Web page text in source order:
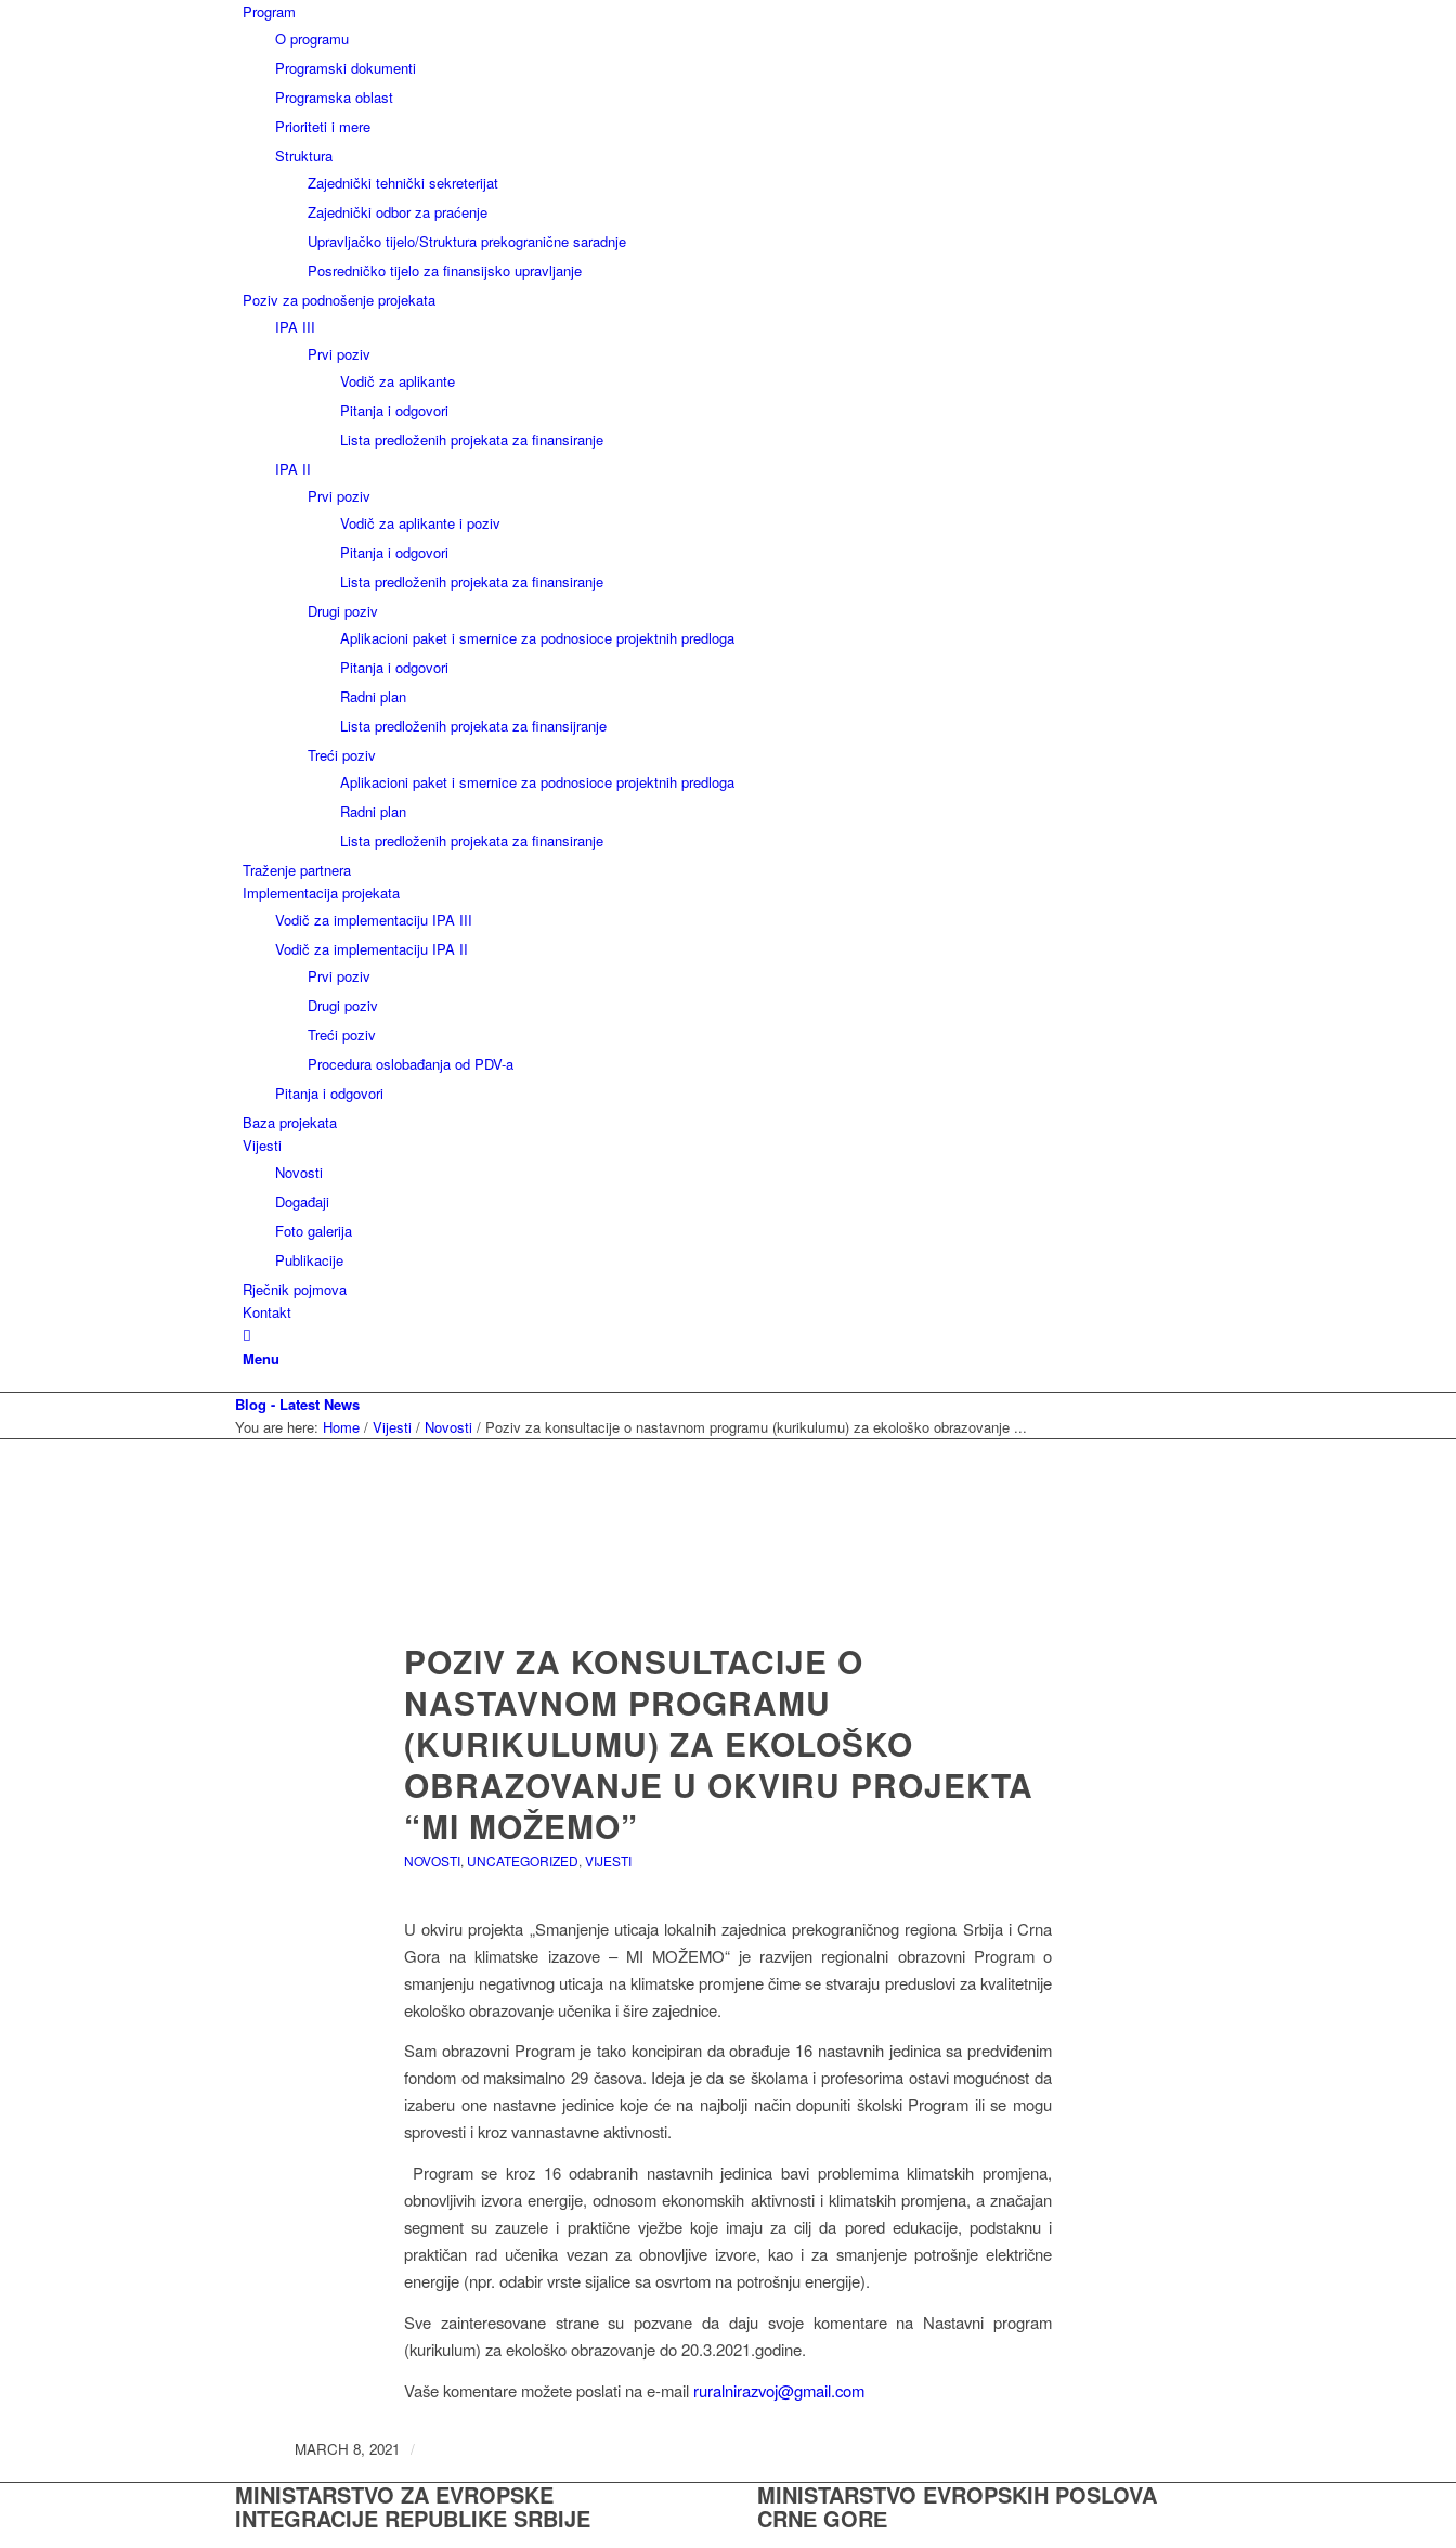
Program
O programu
Programski dokumenti
Programska oblast
Prioriteti i mere
Struktura
Zajednički tehnički sekreterijat
Zajednički odbor za praćenje
Upravljačko tijelo/Struktura prekogranične saradnje
Posredničko tijelo za finansijsko upravljanje
Poziv za podnošenje projekata
IPA III
Prvi poziv
Vodič za aplikante
Pitanja i odgovori
Lista predloženih projekata za finansiranje
IPA II
Prvi poziv
Vodič za aplikante i poziv
Pitanja i odgovori
Lista predloženih projekata za finansiranje
Drugi poziv
Aplikacioni paket i smernice za podnosioce projektnih predloga
Pitanja i odgovori
Radni plan
Lista predloženih projekata za finansijranje
Treći poziv
Aplikacioni paket i smernice za podnosioce projektnih predloga
Radni plan
Lista predloženih projekata za finansiranje
Traženje partnera
Implementacija projekata
Vodič za implementaciju IPA III
Vodič za implementaciju IPA II
Prvi poziv
Drugi poziv
Treći poziv
Procedura oslobađanja od PDV-a
Pitanja i odgovori
Baza projekata
Vijesti
Novosti
Događaji
Foto galerija
Publikacije
Rječnik pojmova
Kontakt
Menu
Blog - Latest News
You are here: Home / Vijesti / Novosti / Poziv za konsultacije o nastavnom programu (kurikulumu) za ekološko obrazovanje ...
POZIV ZA KONSULTACIJE O
NASTAVNOM PROGRAMU
(KURIKULUMU) ZA EKOLOŠKO
OBRAZOVANJE U OKVIRU PROJEKTA
“MI MOŽEMO”
NOVOSTI, UNCATEGORIZED, VIJESTI
U okviru projekta „Smanjenje uticaja lokalnih zajednica prekograničnog regiona Srbija i Crna
Gora na klimatske izazove – MI MOŽEMO“ je razvijen regionalni obrazovni Program o
smanjenju negativnog uticaja na klimatske promjene čime se stvaraju preduslovi za kvalitetnije
ekološko obrazovanje učenika i šire zajednice.
Sam obrazovni Program je tako koncipiran da obrađuje 16 nastavnih jedinica sa predviđenim
fondom od maksimalno 29 časova. Ideja je da se školama i profesorima ostavi mogućnost da
izaberu one nastavne jedinice koje će na najbolji način dopuniti školski Program ili se mogu
sprovesti i kroz vannastavne aktivnosti.
Program se kroz 16 odabranih nastavnih jedinica bavi problemima klimatskih promjena,
obnovljivih izvora energije, odnosom ekonomskih aktivnosti i klimatskih promjena, a značajan
segment su zauzele i praktične vježbe koje imaju za cilj da pored edukacije, podstaknu i
praktičan rad učenika vezan za obnovljive izvore, kao i za smanjenje potrošnje električne
energije (npr. odabir vrste sijalice sa osvrtom na potrošnju energije).
Sve zainteresovane strane su pozvane da daju svoje komentare na Nastavni program
(kurikulum) za ekološko obrazovanje do 20.3.2021.godine.
Vaše komentare možete poslati na e-mail ruralnirazvoj@gmail.com
MARCH 8, 2021 /
MINISTARSTVO ZA EVROPSKE
INTEGRACIJE REPUBLIKE SRBIJE
MINISTARSTVO EVROPSKIH POSLOVA
CRNЕ GORЕ